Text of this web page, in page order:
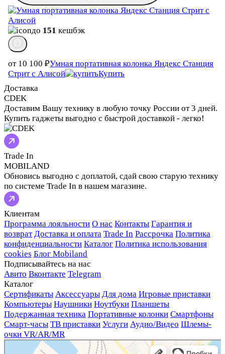
до 151 кешбэк
от 10 100₽Умная портативная колонка Яндекс Станция
Стрит с Алисой
Купить
Доставка
CDEK
Доставим Вашу технику в любую точку России от 3 дней.
Купить гаджеты выгодно с быстрой доставкой - легко!
Trade In
MOBILAND
Обновись выгодно с доплатой, сдай свою старую технику
по системе Trade In в нашем магазине.
Клиентам
Программа лояльности О нас Контакты Гарантия и
возврат Доставка и оплата Trade In Рассрочка Политика
конфиденциальности Каталог Политика использования
cookies Блог Mobiland
Подписывайтесь на нас
Авито Вконтакте Telegram
Каталог
Сертификаты Аксессуары Для дома Игровые приставки
Компьютеры Наушники Ноутбуки Планшеты
Подержанная техника Портативные колонки Смартфоны
Смарт-часы ТВ приставки Услуги Аудио/Видео Шлемы-
очки VR/AR/MR
Мобиленд
Магазин электроники в Мурманске